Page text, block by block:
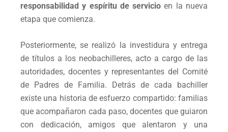
responsabilidad y espíritu de servicio en la nueva
etapa que comienza.
Posteriormente, se realizó la investidura y entrega
de títulos a los neobachilleres, acto a cargo de las
autoridades, docentes y representantes del Comité
de Padres de Familia. Detrás de cada bachiller
existe una historia de esfuerzo compartido: familias
que acompañaron cada paso, docentes que guiaron
con dedicación, amigos que alentaron y una